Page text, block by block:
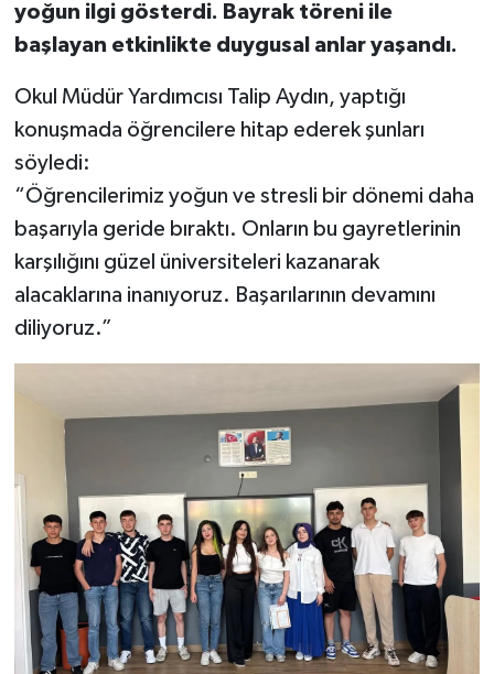
yoğun ilgi gösterdi. Bayrak töreni ile
başlayan etkinlikte duygusal anlar yaşandı.
Okul Müdür Yardımcısı Talip Aydın, yaptığı
konuşmada öğrencilere hitap ederek şunları
söyledi:
“Öğrencilerimiz yoğun ve stresli bir dönemi daha
başarıyla geride bıraktı. Onların bu gayretlerinin
karşılığını güzel üniversiteleri kazanarak
alacaklarına inanıyoruz. Başarılarının devamını
diliyoruz.”